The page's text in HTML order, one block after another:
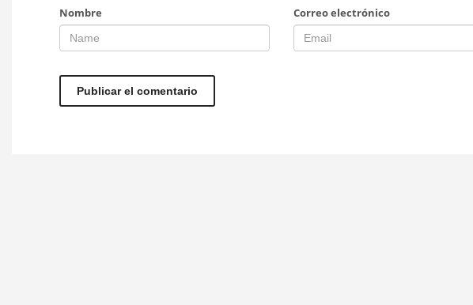
Nombre Correo electrónico